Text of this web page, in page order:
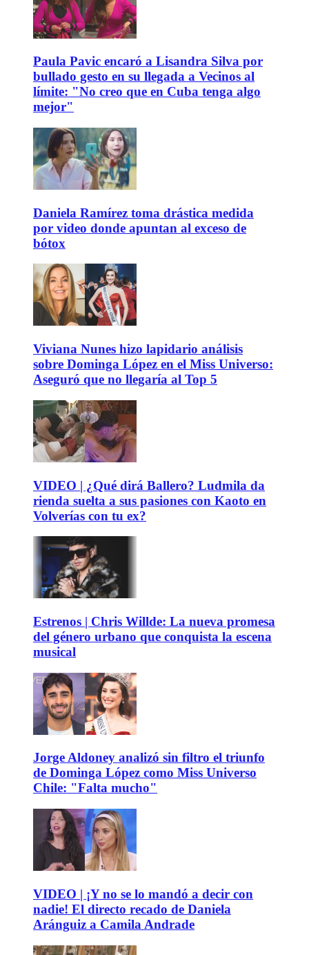
Paula Pavic encaró a Lisandra Silva por
bullado gesto en su llegada a Vecinos al
límite: "No creo que en Cuba tenga algo
mejor"
Daniela Ramírez toma drástica medida
por video donde apuntan al exceso de
bótox
Viviana Nunes hizo lapidario análisis
sobre Dominga López en el Miss Universo:
Aseguró que no llegaría al Top 5
VIDEO | ¿Qué dirá Ballero? Ludmila da
rienda suelta a sus pasiones con Kaoto en
Volverías con tu ex?
Estrenos | Chris Willde: La nueva promesa
del género urbano que conquista la escena
musical
Jorge Aldoney analizó sin filtro el triunfo
de Dominga López como Miss Universo
Chile: "Falta mucho"
VIDEO | ¡Y no se lo mandó a decir con
nadie! El directo recado de Daniela
Aránguiz a Camila Andrade